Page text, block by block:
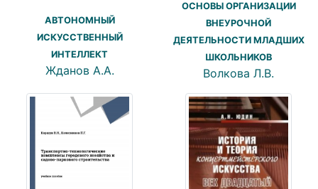
АВТОНОМНЫЙ
ИСКУССТВЕННЫЙ
ИНТЕЛЛЕКТ
Жданов А.А.
ОСНОВЫ ОРГАНИЗАЦИИ
ВНЕУРОЧНОЙ
ДЕЯТЕЛЬНОСТИ МЛАДШИХ
ШКОЛЬНИКОВ
Волкова Л.В.